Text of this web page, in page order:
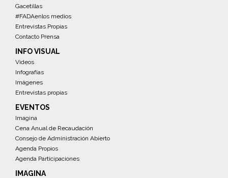
Gacetillas
#FADAenlos medios
Entrevistas Propias
Contacto Prensa
INFO VISUAL
Videos
Infografías
Imágenes
Entrevistas propias
EVENTOS
Imagina
Cena Anual de Recaudación
Consejo de Administración Abierto
Agenda Propios
Agenda Participaciones
IMAGINA